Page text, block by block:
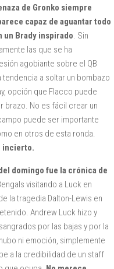
de Gronko siempre
capaz de aguantar todo
un Brady inspirado. Sin
las que se ha
agobiante sobre el QB
a soltar un bombazo
opción que Flacco puede
brazo. No es fácil crear un
puede ser importante
en otros de esta ronda.
incierto.
domingo fue la crónica de
visitando a Luck en
la tragedia Dalton-Lewis en
Andrew Luck hizo y
por las bajas y por la
ni emoción, simplemente
a la credibilidad de un staff